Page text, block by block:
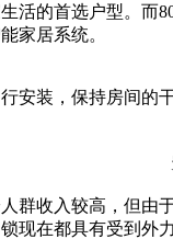
活的首选户型。
家居系统。
安装，保持房间
群收入较高，但
现在都具有受到